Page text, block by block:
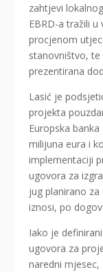
zahtjevi
EBRD-a tražili
procjenom
stanovništvo,
prezentirana
Lasić je
projekta
Europska
milijuna eura i
implementaciji
ugovora za
jug planirano
iznosi, po
Iako je
ugovora za
naredni